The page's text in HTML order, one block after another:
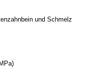
und Schmelz